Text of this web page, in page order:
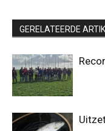
GERELATEERDE